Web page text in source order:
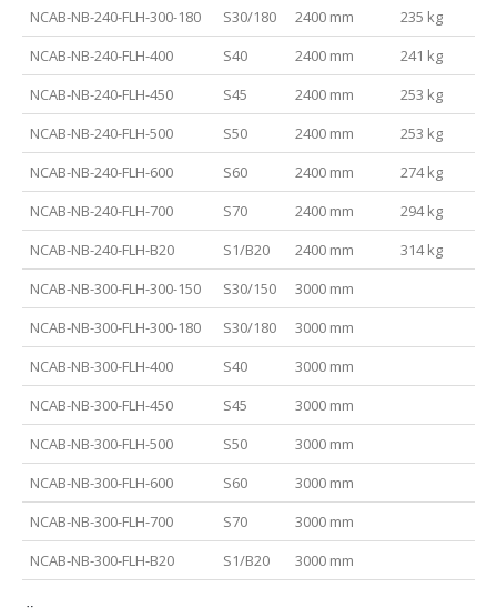
NCAB-NB-240-FLH-300-180
S30/180 2400 mm
235 kg
NCAB-NB-240-FLH-400
S40 2400 mm
241 kg
NCAB-NB-240-FLH-450
S45 2400 mm
253 kg
NCAB-NB-240-FLH-500
S50 2400 mm
253 kg
NCAB-NB-240-FLH-600
S60 2400 mm
274 kg
NCAB-NB-240-FLH-700
S70 2400 mm
294 kg
NCAB-NB-240-FLH-B20
S1/B20 2400 mm
314 kg
NCAB-NB-300-FLH-300-150
S30/150
3000 mm
NCAB-NB-300-FLH-300-180
S30/180
3000 mm
NCAB-NB-300-FLH-400
S40
3000 mm
NCAB-NB-300-FLH-450
S45
3000 mm
NCAB-NB-300-FLH-500
S50
3000 mm
NCAB-NB-300-FLH-600
S60
3000 mm
NCAB-NB-300-FLH-700
S70
3000 mm
NCAB-NB-300-FLH-B20
S1/B20 3000 mm